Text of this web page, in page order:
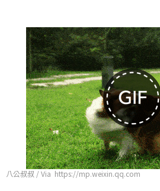
八公叔叔 / Via https://mp.weixin.qq.com